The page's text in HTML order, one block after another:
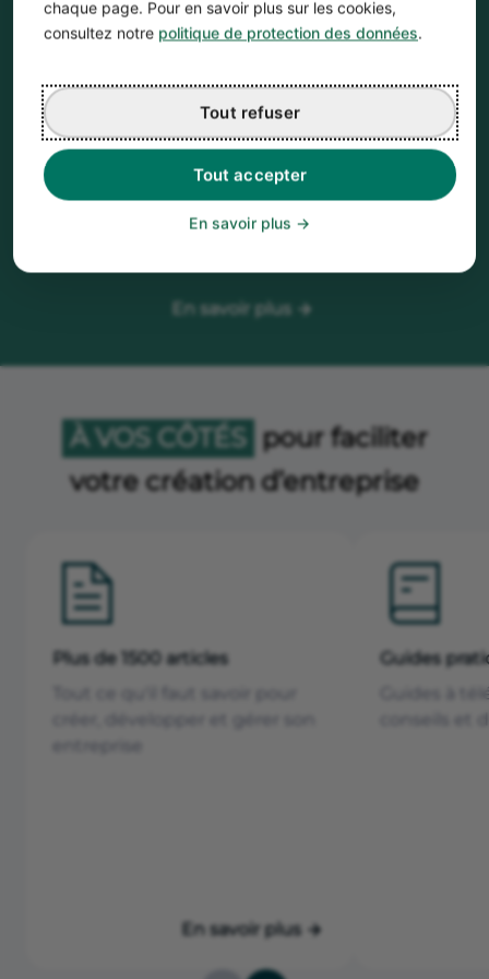
chaque page. Pour en savoir plus sur les cookies,
consultez notre politique de protection des données.
Tout accepter
Tout refuser
En savoir plus
Calcul automatique
Les calculs financiers sont réalisés
Plan
Accessible à tous
L’outil vous guide pas à pas, aucune connaissance
En savoir plus
À VOS CÔTÉS pour faciliter
votre création d’entreprise
Plus de 1500 articles
En savoir plus
Guides
Guides à